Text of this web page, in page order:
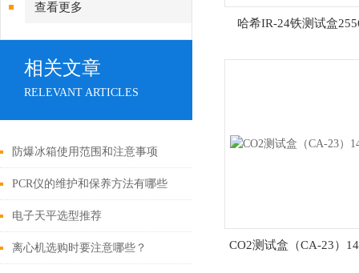
查看更多
相关文章
RELEVANT ARTICLES
防爆冰箱使用范围和注意事项
PCR仪的维护和保养方法有哪些
电子天平选型推荐
离心机选购时要注意哪些？
哈希IR-24铁测试盒
CO2测试盒（CA-23）